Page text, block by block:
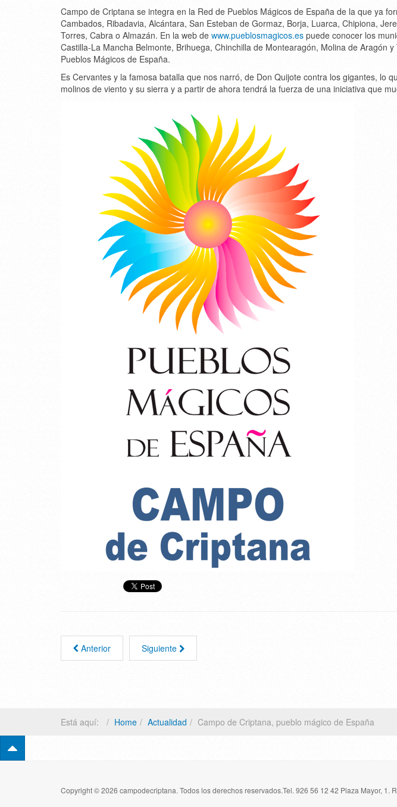
Campo de Criptana se integra en la Red de Pueblos Mágicos de España de la que ya
Cambados, Ribadavia, Alcántara, San Esteban de Gormaz, Borja, Luarca, Chipiona,
Torres, Cabra o Almazán. En la web de www.pueblosmagicos.es puede conocer los
Castilla-La Mancha Belmonte, Brihuega, Chinchilla de Montearagón, Molina de Aragón
Pueblos Mágicos de España.
Es Cervantes y la famosa batalla que nos narró, de Don Quijote contra los gigantes, lo
molinos de viento y su sierra y a partir de ahora tendrá la fuerza de una iniciativa que
Anterior Siguiente
Está aquí: Home Actualidad Campo de Criptana, pueblo mágico de España
Copyright © 2026 campodecriptana. Todos los derechos reservados.Tel. 926 56 12 42 Plaza Mayor, 1.